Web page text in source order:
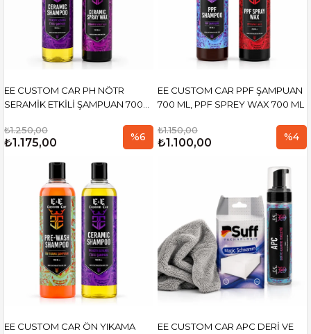
EE CUSTOM CAR PH NÖTR
SERAMİK ETKİLİ ŞAMPUAN 700
ML
₺1.250,00
₺1.175,00 %6
EE CUSTOM CAR PPF ŞAMPUAN
700 ML, PPF SPREY WAX 700 ML
₺1.150,00
₺1.100,00 %4
EE CUSTOM CAR ÖN YIKAMA
EE CUSTOM CAR APC DERİ VE